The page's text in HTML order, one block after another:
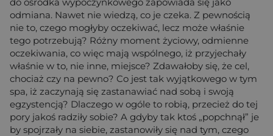
odmiana. Nawet nie wiedzą, co je czeka. Z pewnością
nie to, czego mogłyby oczekiwać, lecz może właśnie
tego potrzebują? Różny moment życiowy, odmienne
oczekiwania, co więc mają wspólnego, iż przyjechały
właśnie w to, nie inne, miejsce? Zdawałoby się, że cel,
chociaż czy na pewno? Co jest tak wyjątkowego w tym
spa, iż zaczynają się zastanawiać nad sobą i swoją
egzystencją? Dlaczego w ogóle to robią, przecież do tej
pory jakoś radziły sobie? A gdyby tak ktoś „popchnął” je
by spojrzały na siebie, zastanowiły się nad tym, czego